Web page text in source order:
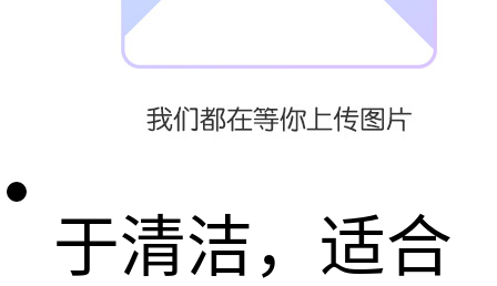
幼儿园：安
全、耐用且易
于清洁，适合